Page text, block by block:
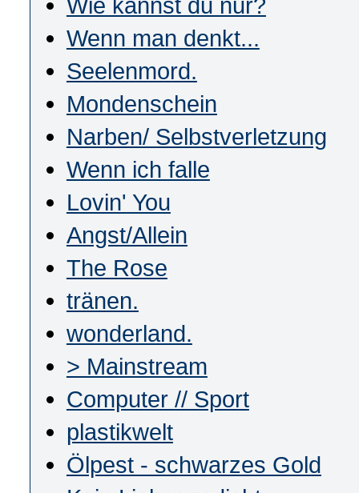
Wenn man denkt...
Seelenmord.
Mondenschein
Narben/ Selbstverletzung
Wenn ich falle
Lovin' You
Angst/Allein
The Rose
tränen.
wonderland.
> Mainstream
Computer // Sport
plastikwelt
Ölpest - schwarzes Gold